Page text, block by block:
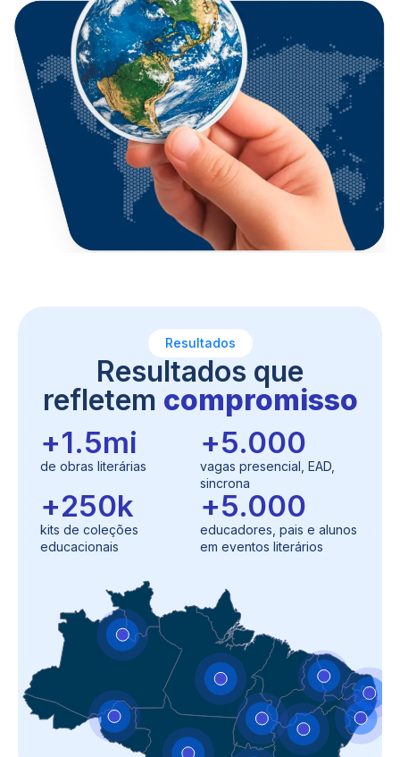
Resultados
Resultados que
refletem compromisso
de obras literárias
+1.5mi
vagas presencial, EAD,
sincrona
+5.000
kits de coleções
educacionais
+250k
educadores, pais e alunos
em eventos literários
+5.000